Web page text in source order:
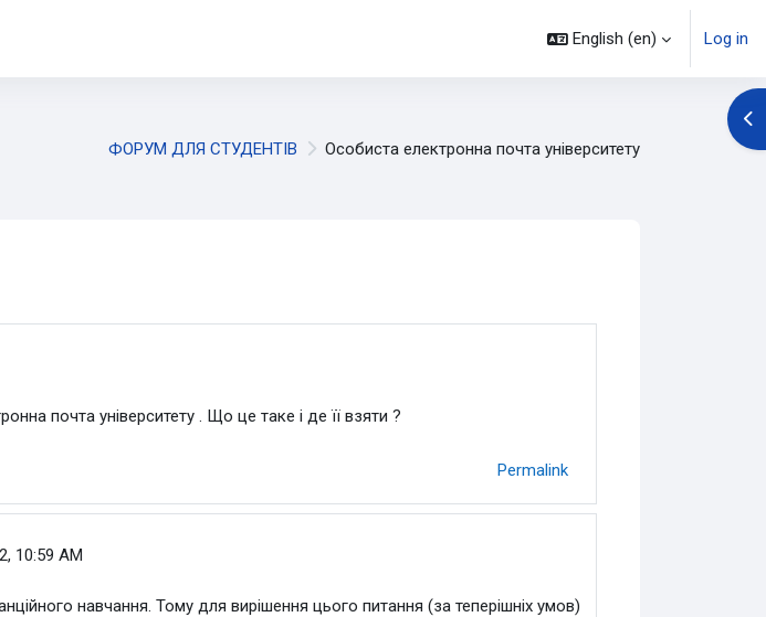
English ‎(en)‎ Log in
ФОРУМ ДЛЯ СТУДЕНТІВ Особиста електронна почта університету
почта університету . Що це таке і де її взяти ?
Permalink
10:59 AM
навчання. Тому для вирішення цього питання (за теперішніх умов)